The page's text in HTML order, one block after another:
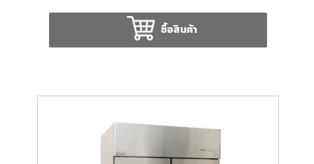
ซื้อสินค้า